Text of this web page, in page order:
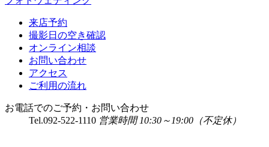
来店予約
撮影日の空き確認
オンライン相談
お問い合わせ
アクセス
ご利用の流れ
お電話でのご予約・お問い合わせ
Tel.092-522-1110 営業時間 10:30～19:00（不定休）